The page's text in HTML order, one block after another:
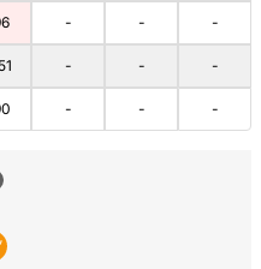
- - -
- - -
- - -